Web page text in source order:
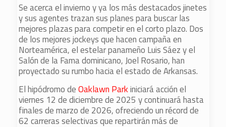
Se acerca el invierno y ya los más destacados jinetes
y sus agentes trazan sus planes para buscar las
mejores plazas para competir en el corto plazo. Dos
de los mejores jockeys que hacen campaña en
Norteamérica, el estelar panameño Luis Sáez y el
Salón de la Fama dominicano, Joel Rosario, han
proyectado su rumbo hacia el estado de Arkansas.
El hipódromo deOaklawn Parkiniciará acción el
viernes 12 de diciembre de 2025 y continuará hasta
finales de marzo de 2026, ofreciendo un récord de
62 carreras selectivas que repartirán más de